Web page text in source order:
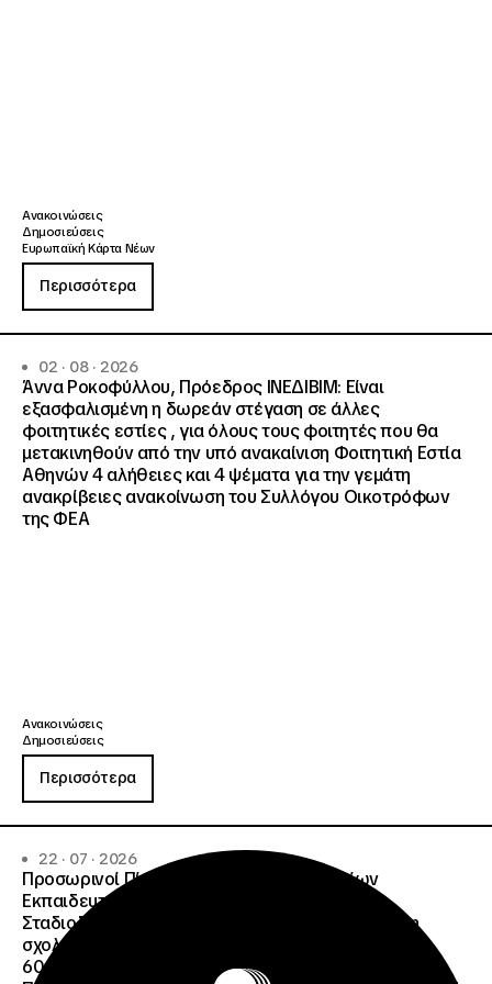
Ανακοινώσεις
Δημοσιεύσεις
Ευρωπαϊκή Κάρτα Νέων
Περισσότερα
02 · 08 · 2026
Άννα Ροκοφύλλου, Πρόεδρος ΙΝΕΔΙΒΙΜ: Είναι
εξασφαλισμένη η δωρεάν στέγαση σε άλλες
φοιτητικές εστίες , για όλους τους φοιτητές που θα
μετακινηθούν από την υπό ανακαίνιση Φοιτητική Εστία
Αθηνών 4 αλήθειες και 4 ψέματα για την γεμάτη
ανακρίβειες ανακοίνωση του Συλλόγου Οικοτρόφων
της ΦΕΑ
Ανακοινώσεις
Δημοσιεύσεις
Περισσότερα
22 · 07 · 2026
Προσωρινοί Πίνακες Κατάταξης Υποψηφίων
Εκπαιδευτικού Προσωπικού, Συμβούλων
Σταδιοδρομίας και Συμβούλων Ψυχολόγων για τη
σχολική περίοδο 2026-2027 της ΑΠ
600/2355/13042/08-05-2026 πρόσκλησης, της